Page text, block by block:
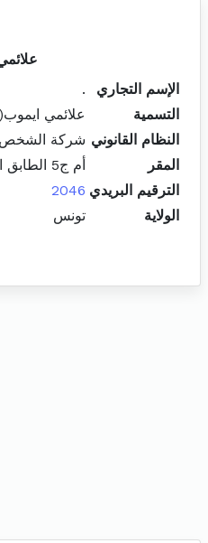
الإسم التجاري
.
التسمية
علائمي
النظام القانوني شركة الشخص
المقر
أم ج5 الطابق الأرضي شقة5 أ1 جوهرة الكرم عين زغوان المرسى
الترقيم البريدي 2046
الولاية
تونس